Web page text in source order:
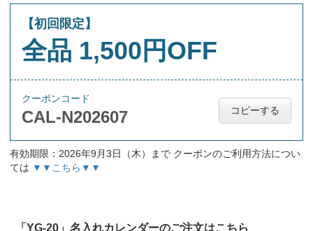
【初回限定】
全品 1,500円OFF
クーポンコード
CAL-N202607 コピーする
有効期限：2026年9月3日（木）まで クーポンのご利用方法につい
ては ▼▼こちら▼▼
「YG-20」名入れカレンダーのご注文はこちら